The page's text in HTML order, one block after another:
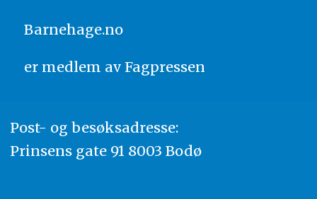
Barnehage.no
er medlem av Fagpressen
Post- og besøksadresse:
Prinsens gate 91 8003 Bodø